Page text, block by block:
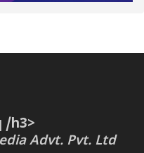
h3>
Advt. Pvt. Ltd